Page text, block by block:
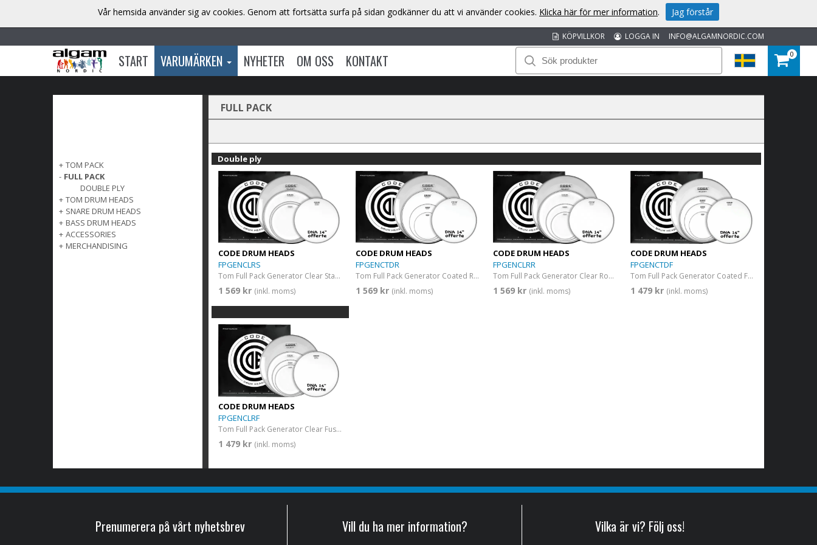
INFO@ALGAMNORDIC.COM
LOGGA IN
KÖPVILLKOR
START VARUMÄRKEN NYHETER OM OSS KONTAKT 0
+ TOM PACK
- FULL PACK
DOUBLE PLY
+ TOM DRUM HEADS
+ SNARE DRUM HEADS
+ BASS DRUM HEADS
+ ACCESSORIES
+ MERCHANDISING
FULL PACK
Double ply
CODE DRUM HEADS
FPGENCLRS
Tom Full Pack Generator Clear Standard 12/13/16/22 + CC 14" DNA Coated
1 569 kr (inkl. moms)
CODE DRUM HEADS
FPGENCTDR
Tom Full Pack Generator Coated Rock 10/12/16/22 + CC 14" DNA Coated
1 569 kr (inkl. moms)
CODE DRUM HEADS
FPGENCLRR
Tom Full Pack Generator Clear Rock 10/12/16/22 + CC 14" DNA Coated
1 569 kr (inkl. moms)
CODE DRUM HEADS
FPGENCTDF
Tom Full Pack Generator Coated Fusion 10/12/14/20 + CC 14" DNA Coated
1 479 kr (inkl. moms)
CODE DRUM HEADS
FPGENCLRF
Tom Full Pack Generator Clear Fusion 10/12/14/20 + CC 14" DNA Coated
1 479 kr (inkl. moms)
Prenumerera på vårt nyhetsbrev Vill du ha mer information? Vilka är vi? Följ oss!
Vår hemsida använder sig av cookies. Genom att fortsätta surfa på sidan godkänner du att vi använder cookies. Klicka här för mer information. Jag förstår